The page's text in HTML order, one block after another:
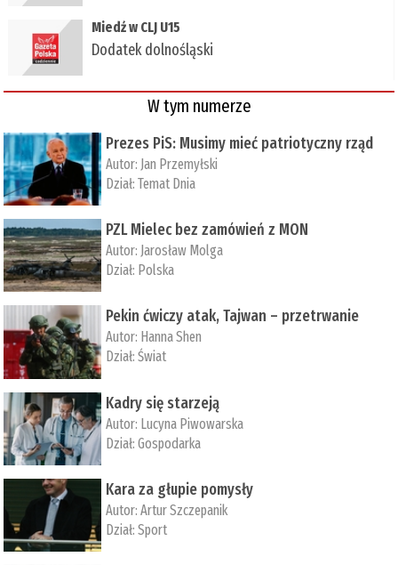
Miedź w CLJ U15
Dodatek dolnośląski
W tym numerze
Prezes PiS: Musimy mieć patriotyczny rząd
Autor: Jan Przemyłski
Dział:Temat Dnia
PZL Mielec bez zamówień z MON
Autor: Jarosław Molga
Dział: Polska
Pekin ćwiczy atak, Tajwan – przetrwanie
Autor: ­Hanna Shen
Dział:Świat
Kadry się starzeją
Autor: Lucyna Piwowarska
Dział:Gospodarka
Kara za głupie pomysły
Autor:Artur Szczepanik
Dział:Sport